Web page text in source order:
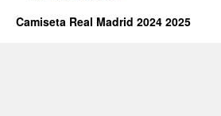
Camiseta Real Madrid 2024 2025